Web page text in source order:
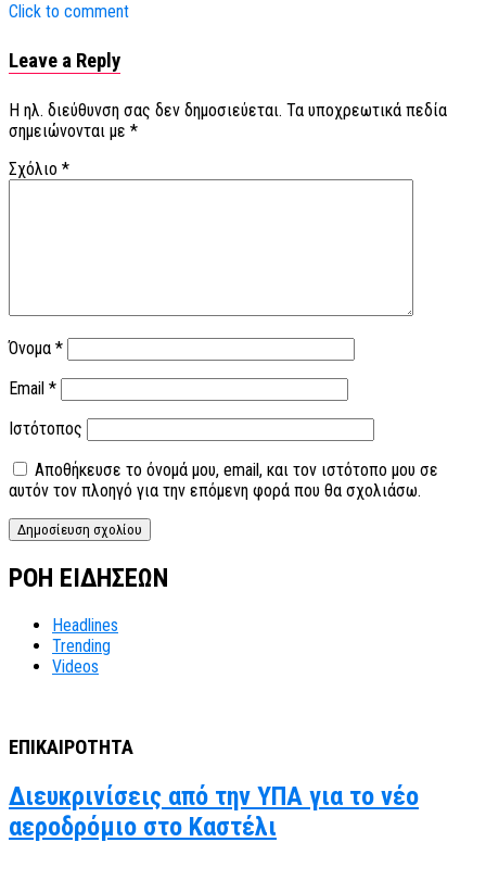
Click to comment
Leave a Reply
Η ηλ. διεύθυνση σας δεν δημοσιεύεται. Τα υποχρεωτικά πεδία
σημειώνονται με *
Σχόλιο *
Όνομα *
Email *
Ιστότοπος
Αποθήκευσε το όνομά μου, email, και τον ιστότοπο μου σε
αυτόν τον πλοηγό για την επόμενη φορά που θα σχολιάσω.
ΡΟΗ ΕΙΔΗΣΕΩΝ
Headlines
Trending
Videos
ΕΠΙΚΑΙΡΟΤΗΤΑ
Διευκρινίσεις από την ΥΠΑ για το νέο
αεροδρόμιο στο Καστέλι